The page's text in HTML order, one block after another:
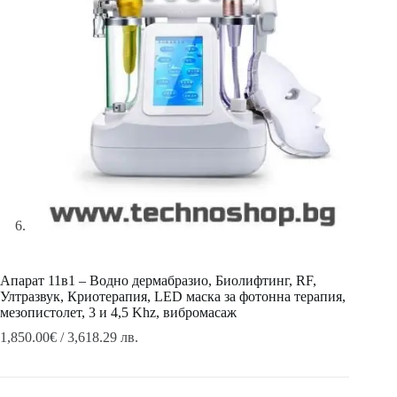
Апарат 11в1 – Водно дермабразио, Биолифтинг, RF,
Ултразвук, Криотерапия, LED маска за фотонна терапия,
мезопистолет, 3 и 4,5 Khz, вибромасаж
1,850.00€ / 3,618.29 лв.